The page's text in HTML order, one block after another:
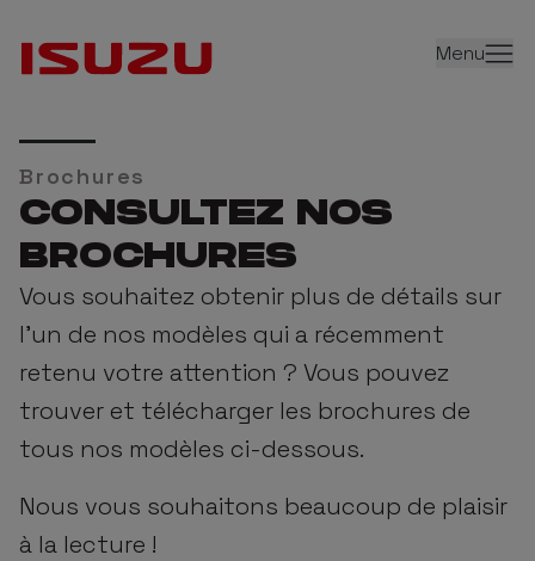
Menu
Brochures
CONSULTEZ NOS
BROCHURES
Vous souhaitez obtenir plus de détails sur
l'un de nos modèles qui a récemment
retenu votre attention ? Vous pouvez
trouver et télécharger les brochures de
tous nos modèles ci-dessous.
Nous vous souhaitons beaucoup de plaisir
à la lecture !